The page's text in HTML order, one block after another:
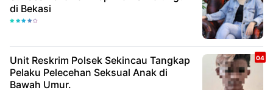
di Bekasi
Unit Reskrim Polsek Sekincau Tangkap
Pelaku Pelecehan Seksual Anak di
Bawah Umur.